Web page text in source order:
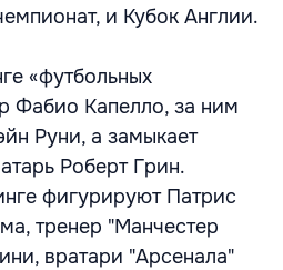
и Кубок Англии.
«футбольных
Фабио Капелло, за ним
Руни, а замыкает
Роберт Грин.
фигурируют Патрис
тренер "Манчестер
вратари "Арсенала"